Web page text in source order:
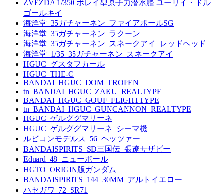
ZVEZDA 1/350 ボレイ型原子力潜水艦 ユーリイ・ドル
ゴールキイ
海洋堂_35ガチャーネン_ファイアボールSG
海洋堂_35ガチャーネン_ラクーン
海洋堂_35ガチャーネン_スネークアイ_レッドヘッド
海洋堂_1/35_35ガチャーネン_スネークアイ
HGUC_グスタフカール
HGUC_THE-O
BANDAI_HGUC_DOM_TROPEN
tn_BANDAI_HGUC_ZAKU_REALTYPE
BANDAI_HGUC_GOUF_FLIGHTTYPE
tn_BANDAI_HGUC_GUNCANNON_REALTYPE
HGUC_ゲルググマリーネ
HGUC_ゲルググマリーネ_シーマ機
ルビコンモデルス_56_ヘッツァー
BANDAISPIRITS_SD三国伝_張遼サザビー
Eduard_48_ニューポール
HGTO_ORIGIN版ガンダム
BANDAISPIRITS_144_30MM_アルトイエロー
ハセガワ_72_SR71